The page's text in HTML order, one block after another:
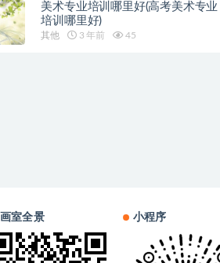
美术专业培训哪里好(高考美术专业
培训哪里好)
其他 3 年前 45
画室全景 小程序